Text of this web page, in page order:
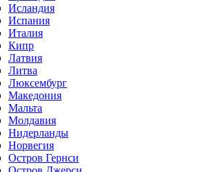
Исландия
Испания
Италия
Кипр
Латвия
Литва
Люксембург
Македония
Мальта
Молдавия
Нидерланды
Норвегия
Остров Гернси